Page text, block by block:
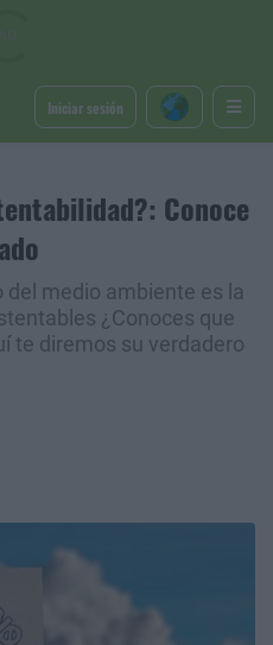
Iniciar sesión
Conoce
del medio ambiente es la
¿Conoces que
te diremos su verdadero